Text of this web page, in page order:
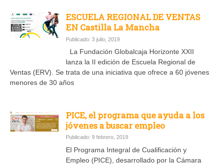
ESCUELA REGIONAL DE VENTAS
EN Castilla La Mancha
Publicado: 3 julio, 2019
La Fundación Globalcaja Horizonte XXII
lanza la II edición de Escuela Regional de
Ventas (ERV). Se trata de una iniciativa que ofrece a 60 jóvenes
menores de 30 años
PICE, el programa que ayuda a los
jóvenes a buscar empleo
Publicado: 9 febrero, 2019
El Programa Integral de Cualificación y
Empleo (PICE), desarrollado por la Cámara